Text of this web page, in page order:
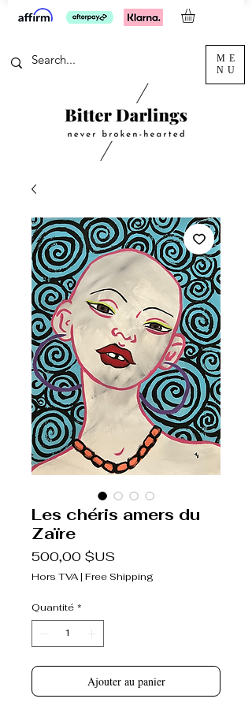
ME
NU
Les chéris amers du
Zaïre
500,00 $US
Hors TVA| Free Shipping
Quantité *
Ajouter au panier